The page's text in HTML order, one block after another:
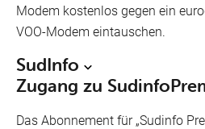
Modem kostenlos gegen ein
VOO-Modem eintauschen.
SudInfo
Zugang zu
Das Abonnement für „Sudinfo